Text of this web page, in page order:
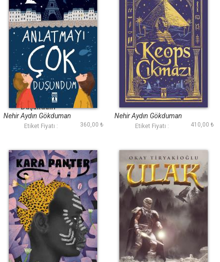
Anlatmayı Çok
Düşündüm
Nehir Aydın Gökduman
Etiket Fiyatı : 360,00 ₺
Keops Çıkmazı
Nehir Aydın Gökduman
Etiket Fiyatı : 410,00 ₺